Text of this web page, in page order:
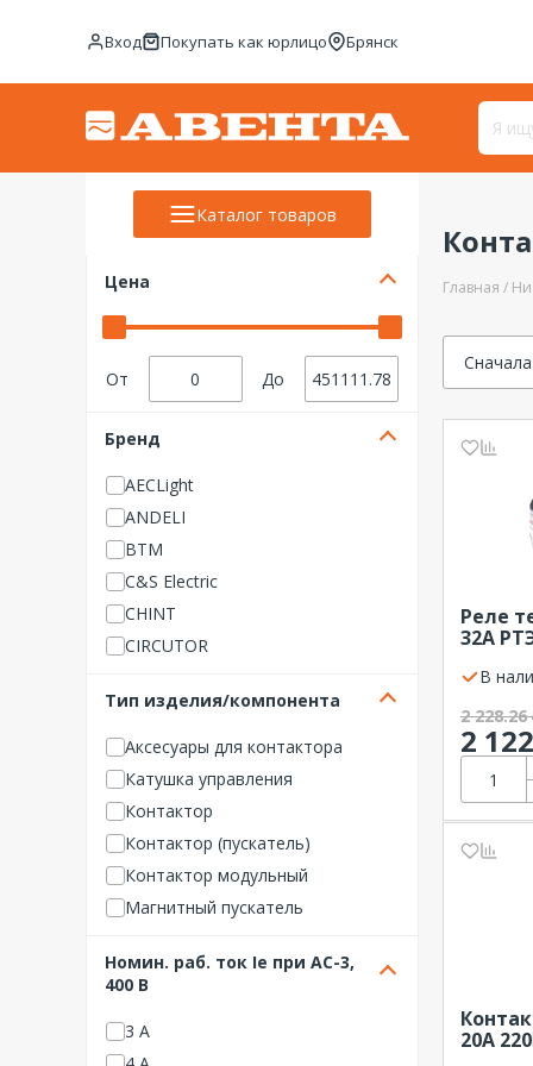
Вход Покупать как юрлицо Брянск
Каталог товаров
Цена
От До
Бренд
AECLight
ANDELI
BTM
C&S Electric
CHINT
CIRCUTOR
Danfoss
DEKraft
DKC (ДКС)
EATON
EKF
Elvert
EPCOS
Finder
GENERICA
Hager
Тип изделия/компонента
Аксесуары для контактора
Катушка управления
Контактор
Контактор (пускатель)
Контактор модульный
Магнитный пускатель
Приставка выдержки време
ни
Реле тепловое
Номин. раб. ток Ie при AC-3,
400 В
3 А
Главная
Реле
32А
В
2 228.26
2
20А